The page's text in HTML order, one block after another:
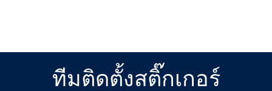
ทีมติดตั้งสติ๊กเกอร์